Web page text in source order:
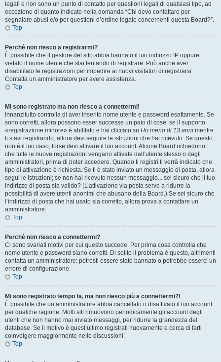
legali e non sono un punto di contatto per questioni legali di qualsiasi tipo, ad
eccezione di quanto indicato nella domanda “Chi devo contattare per
segnalare abusi e/o per questioni d’ordine legale concernenti questa Board?”.
Top
Perché non riesco a registrarmi?
È possibile che il gestore del sito abbia bannato il tuo indirizzo IP oppure
vietato il nome utente che stai tentando di registrare. Può anche aver
disabilitato le registrazioni per impedire ai nuovi visitatori di registrarsi.
Contatta un amministratore per avere assistenza.
Top
Mi sono registrato ma non riesco a connettermi!
Innanzitutto controlla di aver inserito nome utente e password esattamente. Se
sono corretti, allora possono esser successe un paio di cose: se il supporto
«registrazione minore» è abilitato e hai cliccato su Ho meno di 13 anni mentre
ti stavi registrando, allora devi seguire le istruzioni che hai ricevuto. Se questo
non è il tuo caso, forse devi attivare il tuo account. Alcune Board richiedono
che tutte le nuove registrazioni vengano attivate dall’utente stesso o dagli
amministratori, prima di poter accedere. Quando ti registri ti verrà indicato che
tipo di attivazione è richiesta. Se ti è stato inviato un messaggio di posta, allora
segui le istruzioni; se non hai ricevuto nessun messaggio... sei sicuro che il tuo
indirizzo di posta sia valido? (L’attivazione via posta serve a ridurre la
possibilità di avere utenti anonimi che abusano della Board.) Se sei sicuro che
l’indirizzo di posta che hai usato sia corretto, allora prova a contattare un
amministratore.
Top
Perché non riesco a connettermi?
Ci sono svariati motivi per cui questo succede. Per prima cosa controlla che
nome utente e password siano corretti. Di solito il problema è questo, altrimenti
contatta un amministratore: potresti essere stato bannato o potrebbe esserci un
errore di configurazione.
Top
Mi sono registrato tempo fa, ma non riesco più a connettermi?!
È possibile che un amministratore abbia cancellato o disattivato il tuo account
per qualche ragione. Molti siti rimuovono periodicamente gli account degli
utenti che non hanno mai inviato messaggi, per ridurre la grandezza del
database. Se il motivo è quest’ultimo registrati nuovamente e cerca di farti
coinvolgere maggiormente nelle discussioni.
Top